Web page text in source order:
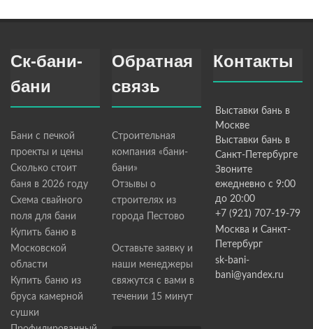
Ск-бани-
бани
Бани с печкой
проекты и цены
Сколько стоит
баня в 2026 году
Схема свайного
поля для бани
Купить баню в
Московской
области
Купить баню из
бруса камерной
сушки
Обратная
связь
Строительная
компания «бани-
бани»
Отзывы о
строителях из
города Пестово
Оставьте заявку и
наши менеджеры
свяжутся с вами в
течении 15 минут
Контакты
Выставки бань в
Москве
Выставки бань в
Санкт-Петербурге
Звоните
ежедневно с 9:00
до 20:00
+7 (921) 707-19-79
Москва и Санкт-
Петербург
sk-bani-
bani@yandex.ru